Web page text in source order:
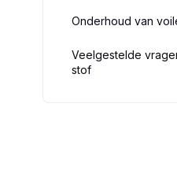
Onderhoud van
Veelgestelde
stof